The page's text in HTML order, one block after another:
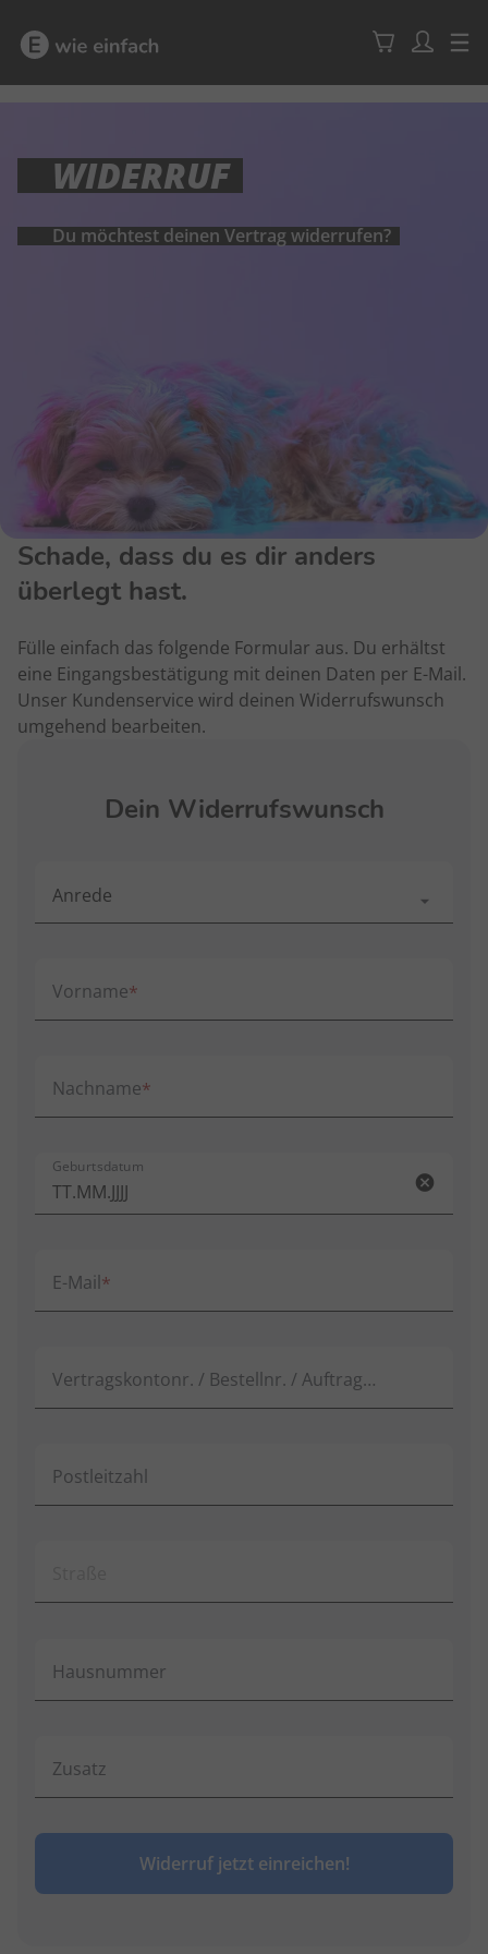
WIDERRUF
Du möchtest deinen Vertrag widerrufen?
Schade, dass du es dir anders
überlegt hast.
Fülle einfach das folgende Formular aus. Du erhältst
eine Eingangsbestätigung mit deinen Daten per E-Mail.
Unser Kundenservice wird deinen Widerrufswunsch
umgehend bearbeiten.
Dein Widerrufswunsch
Anrede
Vorname
Nachname
Geburtsdatum
E-Mail
Vertragskontonr. / Bestellnr. / Auftragsnr.
Postleitzahl
Hausnummer
Zusatz
Widerruf jetzt einreichen!